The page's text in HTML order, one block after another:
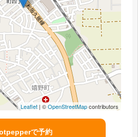
Leaflet | ©OpenStreetMapcontributors
で予約